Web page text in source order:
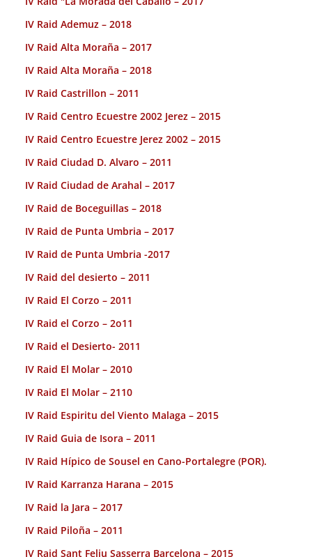
IV Raid Ademuz – 2018
IV Raid Alta Moraña – 2017
IV Raid Alta Moraña – 2018
IV Raid Castrillon – 2011
IV Raid Centro Ecuestre 2002 Jerez – 2015
IV Raid Centro Ecuestre Jerez 2002 – 2015
IV Raid Ciudad D. Alvaro – 2011
IV Raid Ciudad de Arahal – 2017
IV Raid de Boceguillas – 2018
IV Raid de Punta Umbria – 2017
IV Raid de Punta Umbria -2017
IV Raid del desierto – 2011
IV Raid El Corzo – 2011
IV Raid el Corzo – 2o11
IV Raid el Desierto- 2011
IV Raid El Molar – 2010
IV Raid El Molar – 2110
IV Raid Espiritu del Viento Malaga – 2015
IV Raid Guia de Isora – 2011
IV Raid Hípico de Sousel en Cano-Portalegre (POR).
IV Raid Karranza Harana – 2015
IV Raid la Jara – 2017
IV Raid Piloña – 2011
IV Raid Sant Feliu Sasserra Barcelona – 2015